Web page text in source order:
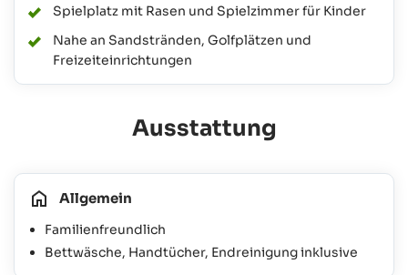
Spielplatz mit Rasen und Spielzimmer für Kinder
Nahe an Sandstränden, Golfplätzen und
Freizeiteinrichtungen
Ausstattung
Allgemein
Familienfreundlich
Bettwäsche, Handtücher, Endreinigung inklusive